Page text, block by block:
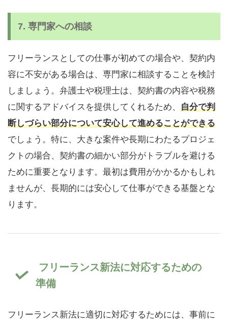
7. 専門家への相談
フリーランスとしての仕事が初めての場合や、契約内
容に不安がある場合は、専門家に相談することを検討
しましょう。弁護士や税理士は、契約書の内容や税務
に関するアドバイスを提供してくれるため、 自分で判
断しづらい部分について安心して進めることができる
でしょう。特に、大きな案件や長期にわたるプロジェ
クトの場合、契約書の細かい部分がトラブルを避ける
ために重要となります。最初は費用がかかるかもしれ
ませんが、長期的には安心して仕事ができる基盤とな
ります。
フリーランス新法に対応するための
準備
フリーランス新法に適切に対応するためには、事前に